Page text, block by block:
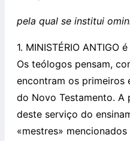
pela qual se institui
1. MINISTÉRIO ANTIGO
Os teólogos pensam,
encontram os primeiros
do Novo Testamento. A
deste serviço do
«mestres»